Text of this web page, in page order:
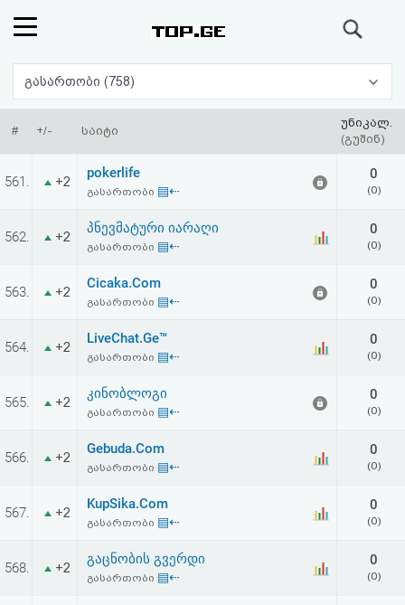
რეიტინგი
(მთავარი)
ფოსტა
პასუხი
ავტორიზაცია
რეგისტრაცია
აღდგენა
HTML
სალიცენზიო
შეთანხმება
გასართობი (758)
# +/- საიტი
უნიკალ.
(გუშინ)
561. +2
pokerlife
გასართობი ▤⇠
0
(0)
562. +2
პნევმატური იარაღი
გასართობი ▤⇠
0
(0)
563. +2
Cicaka.Com
გასართობი ▤⇠
0
(0)
564. +2
LiveChat.Ge™
გასართობი ▤⇠
0
(0)
565. +2
კინობლოგი
გასართობი ▤⇠
0
(0)
566. +2
Gebuda.Com
გასართობი ▤⇠
0
(0)
567. +2
KupSika.Com
გასართობი ▤⇠
0
(0)
568. +2
გაცნობის გვერდი
გასართობი ▤⇠
0
(0)